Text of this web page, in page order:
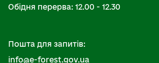
Обідня перерва: 12.00 - 12.30
Пошта для запитів:
info@e-forest.gov.ua